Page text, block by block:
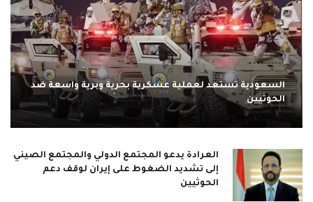
السعودية تستعد لعملية عسكرية بحرية وبرية واسعة ضد
الحوثيين
العرادة يدعو المجتمع الدولي والمجتمع الصيني
إلى تشديد الضغوط على إيران لوقف دعم
الحوثيين